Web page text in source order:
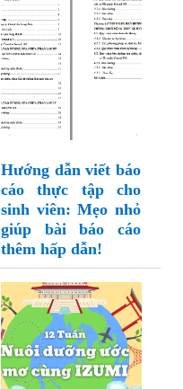
Hướng dẫn viết báo
cáo thực tập cho
sinh viên: Mẹo nhỏ
giúp bài báo cáo
thêm hấp dẫn!